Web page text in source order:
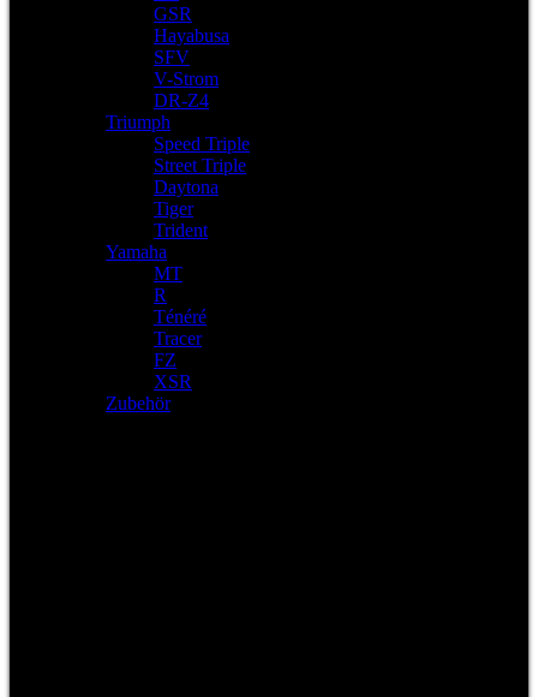
GSR
Hayabusa
SFV
V-Strom
DR-Z4
Triumph
Speed Triple
Street Triple
Daytona
Tiger
Trident
Yamaha
MT
R
Ténéré
Tracer
FZ
XSR
Zubehör